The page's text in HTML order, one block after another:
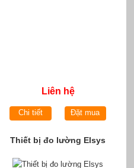
Liên hệ
Chi tiết Đặt mua
Thiết bị đo lường Elsys